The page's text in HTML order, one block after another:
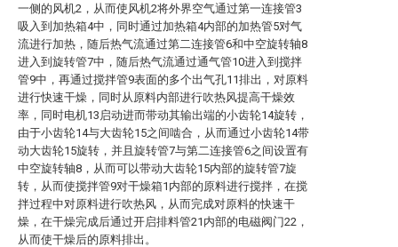
一侧的风机2，从而使风机2将外界空气通过第一连接管3
吸入到加热箱4中，同时通过加热箱4内部的加热管5对气
流进行加热，随后热气流通过第二连接管6和中空旋转轴8
进入到旋转管7中，随后热气流通过通气管10进入到搅拌
管9中，再通过搅拌管9表面的多个出气孔11排出，对原料
进行快速干燥，同时从原料内部进行吹热风提高干燥效
率，同时电机13启动进而带动其输出端的小齿轮14旋转，
由于小齿轮14与大齿轮15之间啮合，从而通过小齿轮14带
动大齿轮15旋转，并且旋转管7与第二连接管6之间设置有
中空旋转轴8，从而可以带动大齿轮15内部的旋转管7旋
转，从而使搅拌管9对干燥箱1内部的原料进行搅拌，在搅
拌过程中对原料进行吹热风，从而完成对原料的快速干
燥，在干燥完成后通过开启排料管21内部的电磁阀门22，
从而使干燥后的原料排出。